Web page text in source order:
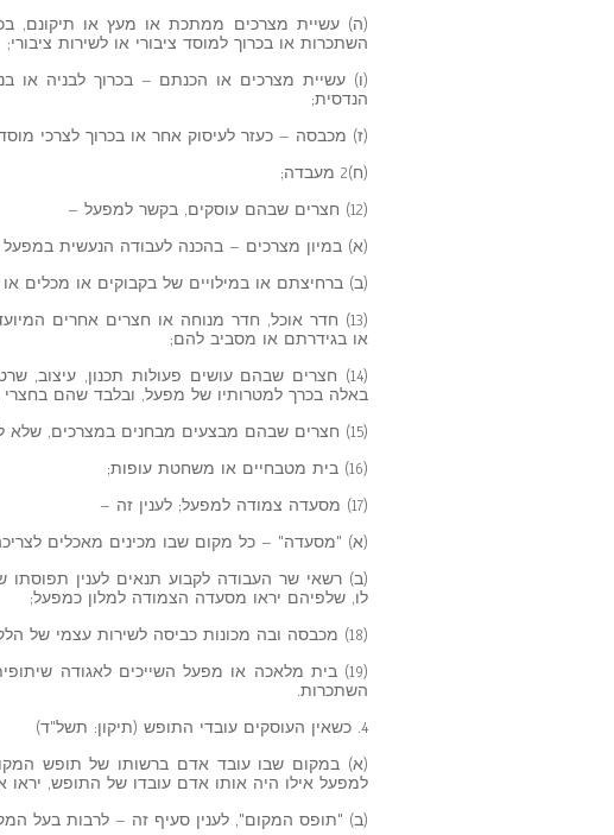
(ה) עשיית מצרכים ממתכת או מעץ או תיקונם,
השתכרות או בכרוך למוסד ציבורי או לשירות ציבורי;
(ו) עשיית מצרכים או הכנתם – בכרוך לבניה או
הנדסית;
(ז) מכבסה – כעזר לעיסוק אחר או בכרוך לצרכי מוסד
(ח)2 מעבדה;
(12) חצרים שבהם עוסקים, בקשר למפעל –
(א) במיון מצרכים – בהכנה לעבודה הנעשית
(ב) ברחיצתם או במילויים של בקבוקים או מכלים
(13) חדר אוכל, חדר מנוחה או חצרים אחרים
או בגידרתם או מסביב להם;
(14) חצרים שבהם עושים פעולות תכנון, עיצוב,
באלה בכרך למטרותיו של מפעל, ובלבד שהם
(15) חצרים שבהם מבצעים מבחנים במצרכים, שלא למטרות מחקר בלבד;
(16) בית מטבחיים או משחטת עופות;
(17) מסעדה צמודה למפעל; לענין זה –
(א) "מסעדה" – כל מקום שבו מכינים מאכלים
(ב) רשאי שר העבודה לקבוע תנאים לענין תפוסתו
לו, שלפיהם יראו מסעדה הצמודה למלון כמפעל;
(18) מכבסה ובה מכונות כביסה לשירות עצמי של הלקוחות.
(19) בית מלאכה או מפעל השייכים לאגודה
השתכרות.
4. כשאין העוסקים עובדי התופש (תיקון: תשל"ד)
(א) במקום שבו עובד אדם ברשותו של תופש
למפעל אילו היה אותו אדם עובדו של התופש, יראו
(ב) "תופס המקום", לענין סעיף זה – לרבות בעל